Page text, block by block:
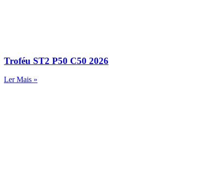
Troféu ST2 P50 C50 2026
Ler Mais »